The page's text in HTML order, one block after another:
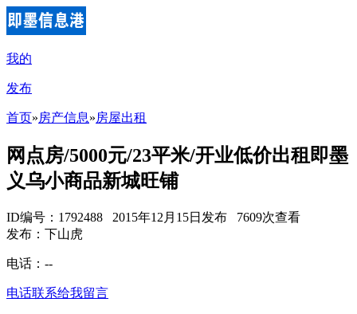
我的
发布
首页»房产信息»房屋出租
网点房/5000元/23平米/开业低价出租即墨
义乌小商品新城旺铺
ID编号：1792488 2015年12月15日发布 7609次查看
发布：下山虎
电话： --
电话联系给我留言